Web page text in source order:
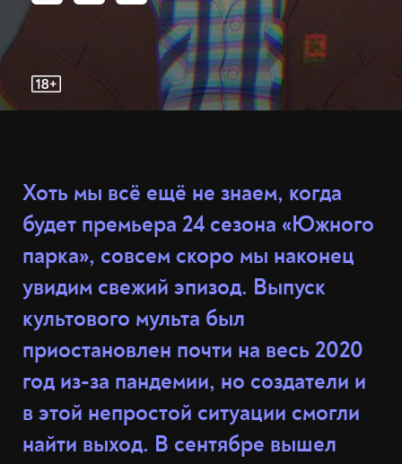
Хоть мы всё ещё не знаем, когда
будет премьера 24 сезона «Южного
парка», совсем скоро мы наконец
увидим свежий эпизод. Выпуск
культового мульта был
приостановлен почти на весь 2020
год из-за пандемии, но создатели и
в этой непростой ситуации смогли
найти выход. В сентябре вышел